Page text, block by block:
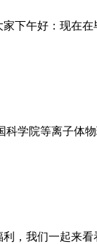
下午好：现在
学院等离子体
，我们一起来看